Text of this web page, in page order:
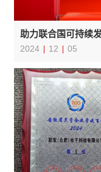
助力联合国可持续
2024 12 05